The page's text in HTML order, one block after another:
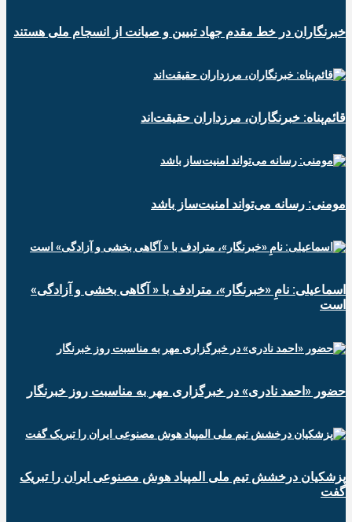
خبرنگاران در خط مقدم جهاد تبیین و صیانت از انسجام ملی هستند
قائم‌پناه: ‏خبرنگاران، مرزداران حقیقت‌اند
مومنی: رسانه می‌تواند امنیت‌ساز باشد
اسماعیلی: نامِ «خبرنگار»، مترادف با « آگاهی بخشی و آزادگی»
است
حضور «احمد نادری» در خبرگزاری مهر به مناسبت روز خبرنگار
پزشکیان درخشش تیم ملی المپیاد هوش مصنوعی ایران را تبریک
گفت